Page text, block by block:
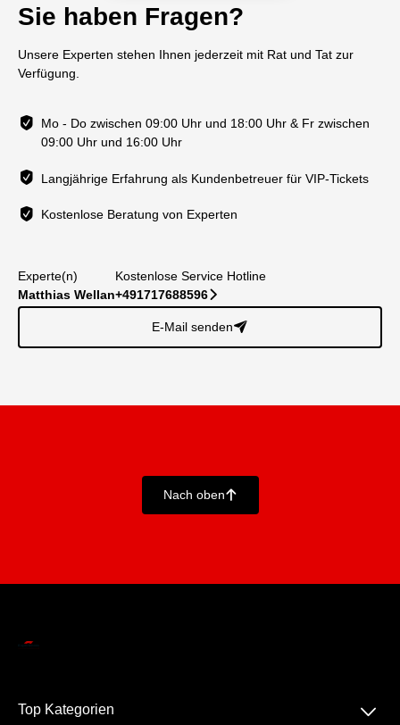
Sie haben Fragen?
Unsere Experten stehen Ihnen jederzeit mit Rat und Tat zur
Verfügung.
Mo - Do zwischen 09:00 Uhr und 18:00 Uhr & Fr zwischen
09:00 Uhr und 16:00 Uhr
Langjährige Erfahrung als Kundenbetreuer für VIP-Tickets
Kostenlose Beratung von Experten
Experte(n)
Matthias Wellan
Kostenlose Service Hotline
+491717688596􀆊
E-Mail senden􀈠
Nach oben􀄨
Top Kategorien 􀆈